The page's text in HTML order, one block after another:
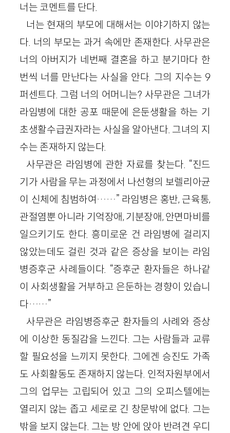
너는 코멘트를 단다.
너는 현재의 부모에 대해서는 이야기하지 않는
다. 너의 부모는 과거 속에만 존재한다. 사무관은
너의 아버지가 네번째 결혼을 하고 분기마다 한
번씩 너를 만난다는 사실을 안다. 그의 지수는 9
퍼센트다. 그럼 너의 어머니는? 사무관은 그녀가
라임병에 대한 공포 때문에 은둔생활을 하는 기
초생활수급권자라는 사실을 알아낸다. 그녀의 지
수는 존재하지 않는다.
사무관은 라임병에 관한 자료를 찾는다. “진드
기가 사람을 무는 과정에서 나선형의 보렐리아균
이 신체에 침범하여……” 라임병은 홍반, 근육통,
관절염뿐 아니라 기억장애, 기분장애, 안면마비를
일으키기도 한다. 흥미로운 건 라임병에 걸리지
않았는데도 걸린 것과 같은 증상을 보이는 라임
병증후군 사례들이다. “증후군 환자들은 하나같
이 사회생활을 거부하고 은둔하는 경향이 있습니
다……”
사무관은 라임병증후군 환자들의 사례와 증상
에 이상한 동질감을 느낀다. 그는 사람들과 교류
할 필요성을 느끼지 못한다. 그에겐 승진도 가족
도 사회활동도 존재하지 않는다. 인적자원부에서
그의 업무는 고립되어 있고 그의 오피스텔에는
열리지 않는 좁고 세로로 긴 창문밖에 없다. 그는
밖을 보지 않는다. 그는 방 안에 앉아 반려견 우디